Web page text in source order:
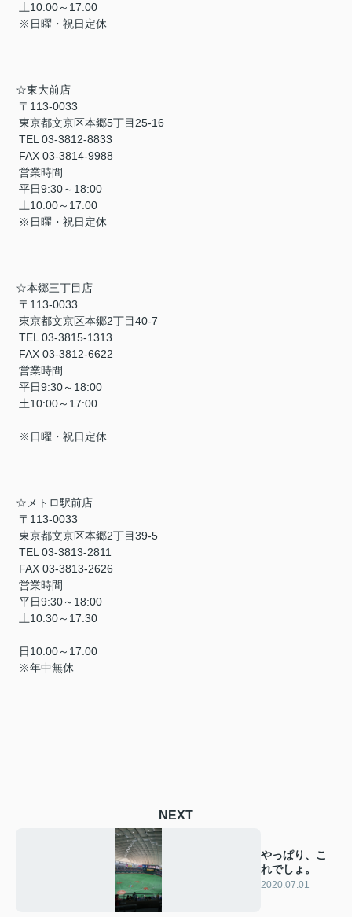
土10:00～17:00
※日曜・祝日定休
☆東大前店
〒113-0033
東京都文京区本郷5丁目25-16
TEL 03-3812-8833
FAX 03-3814-9988
営業時間
平日9:30～18:00
土10:00～17:00
※日曜・祝日定休
☆本郷三丁目店
〒113-0033
東京都文京区本郷2丁目40-7
TEL 03-3815-1313
FAX 03-3812-6622
営業時間
平日9:30～18:00
土10:00～17:00
※日曜・祝日定休
☆メトロ駅前店
〒113-0033
東京都文京区本郷2丁目39-5
TEL 03-3813-2811
FAX 03-3813-2626
営業時間
平日9:30～18:00
土10:30～17:30
日10:00～17:00
※年中無休
NEXT
やっぱり、こ
れでしょ。
2020.07.01